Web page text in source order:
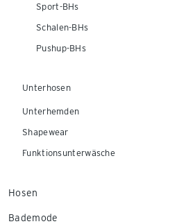
Sport-BHs
Schalen-BHs
Pushup-BHs
Unterhosen
Unterhemden
Shapewear
Funktionsunterwäsche
Hosen
Bademode